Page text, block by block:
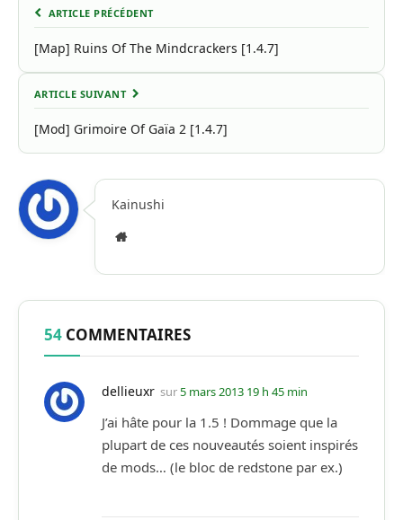
ARTICLE PRÉCÉDENT
[Map] Ruins Of The Mindcrackers [1.4.7]
ARTICLE SUIVANT
[Mod] Grimoire Of Gaïa 2 [1.4.7]
Kainushi
Site
54 COMMENTAIRES
dellieuxr sur5 mars 2013 19 h 45 min
J’ai hâte pour la 1.5 ! Dommage que la
plupart de ces nouveautés soient inspirés
de mods… (le bloc de redstone par ex.)